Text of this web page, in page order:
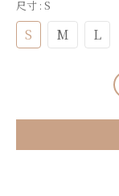
尺寸 : S
S M L